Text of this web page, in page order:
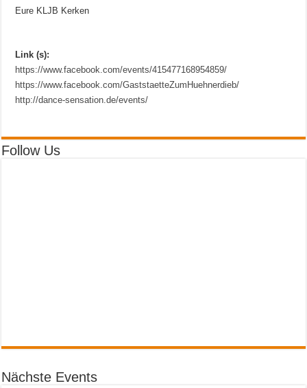
Eure KLJB Kerken
Link (s):
https://www.facebook.com/events/415477168954859/
https://www.facebook.com/GaststaetteZumHuehnerdieb/
http://dance-sensation.de/events/
Follow Us
Nächste Events